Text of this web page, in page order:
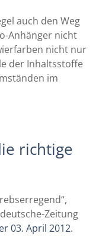
auch den Weg
Anhänger nicht
nicht nur
der Inhaltsstoffe
im
richtige
Zeitung
03. April 2012.